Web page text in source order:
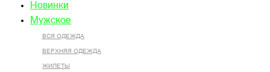
Новинки
Мужское
ВСЯ ОДЕЖДА
ВЕРХНЯЯ ОДЕЖДА
ЖИЛЕТЫ